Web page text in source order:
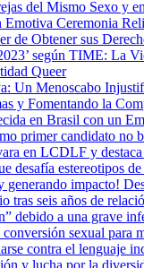
del Mismo Sexo y
Ceremonia
de Obtener sus
según TIME: La
Queer
Un Menoscabo
y Fomentando la
en Brasil con un
primer candidato no
en LCDLF y
desafía estereotipos
impacto!
tras seis años de
debido a una grave
sexual para
contra el lenguaje
y lucha por la